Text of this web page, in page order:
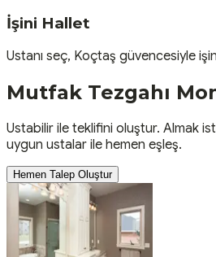
İşini Hallet
Ustanı seç, Koçtaş güvencesiyle
Mutfak Tezgahı
Ustabilir ile teklifini oluştur. Almak
uygun ustalar ile hemen eşleş.
Hemen Talep Oluştur